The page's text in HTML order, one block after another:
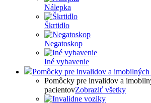
Nálepka
Škrtidlo
Negatoskop
Iné vybavenie
Pomôcky pre invalidov a imobilných
Pomôcky pre invalidov a
pacientovZobraziť všetky